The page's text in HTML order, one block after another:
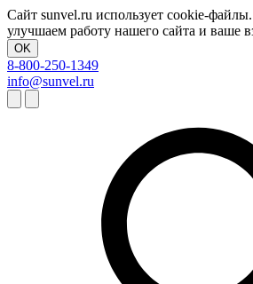
Сайт sunvel.ru использует cookie-
улучшаем работу нашего сайта и ваше
OK
8-800-250-1349
info@sunvel.ru